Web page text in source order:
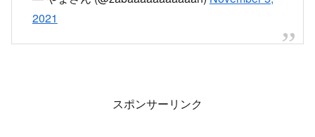
2021
スポンサーリンク